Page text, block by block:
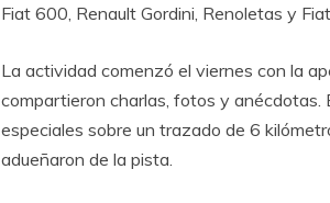
Fiat 600, Renault Gordini, Renoletas y
La actividad comenzó el viernes con la
compartieron charlas, fotos y anécdotas.
especiales sobre un trazado de 6
adueñaron de la pista.